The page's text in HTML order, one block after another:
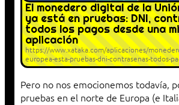
El monedero digital de la
ya está en pruebas: DNI,
todos los pagos desde una
aplicación
https://www.xataka.com/aplicaciones/
europea-esta-pruebas-dni-contrasenas-todos-
Pero no nos emocionemos todavía,
pruebas en el norte de Europa (e